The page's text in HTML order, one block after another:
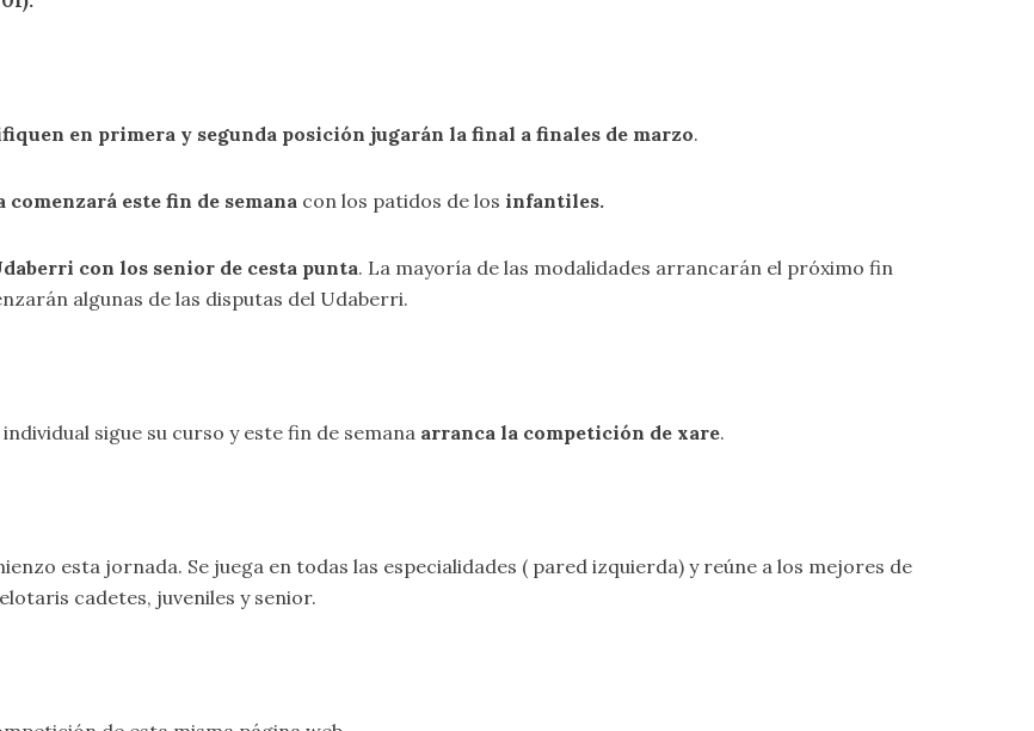
en primera y segunda posición jugarán la final a finales de marzo.
este fin de semana con los patidos de los infantiles.
con los senior de cesta punta. La mayoría de las modalidades arrancarán el próximo fin
algunas de las disputas del Udaberri.
sigue su curso y este fin de semana arranca la competición de xare.
esta jornada. Se juega en todas las especialidades ( pared izquierda) y reúne a los mejores de
cadetes, juveniles y senior.